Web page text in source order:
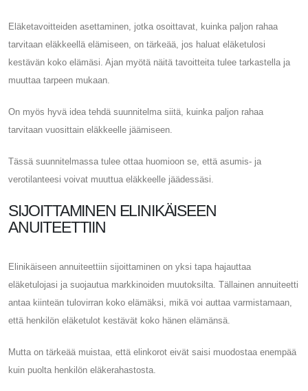
Eläketavoitteiden asettaminen, jotka osoittavat, kuinka paljon rahaa
tarvitaan eläkkeellä elämiseen, on tärkeää, jos haluat eläketulosi
kestävän koko elämäsi. Ajan myötä näitä tavoitteita tulee tarkastella ja
muuttaa tarpeen mukaan.
On myös hyvä idea tehdä suunnitelma siitä, kuinka paljon rahaa
tarvitaan vuosittain eläkkeelle jäämiseen.
Tässä suunnitelmassa tulee ottaa huomioon se, että asumis- ja
verotilanteesi voivat muuttua eläkkeelle jäädessäsi.
SIJOITTAMINEN ELINIKÄISEEN
ANUITEETTIIN
Elinikäiseen annuiteettiin sijoittaminen on yksi tapa hajauttaa
eläketulojasi ja suojautua markkinoiden muutoksilta. Tällainen annuiteetti
antaa kiinteän tulovirran koko elämäksi, mikä voi auttaa varmistamaan,
että henkilön eläketulot kestävät koko hänen elämänsä.
Mutta on tärkeää muistaa, että elinkorot eivät saisi muodostaa enempää
kuin puolta henkilön eläkerahastosta.